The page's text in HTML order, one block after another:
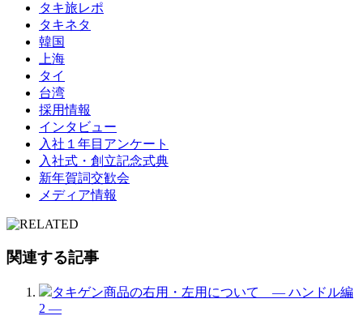
タキ旅レポ
タキネタ
韓国
上海
タイ
台湾
採用情報
インタビュー
入社１年目アンケート
入社式・創立記念式典
新年賀詞交歓会
メディア情報
関連する記事
タキゲン商品の右用・左用について ― ハンドル編
2 ―